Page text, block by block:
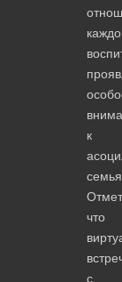
к
что
с